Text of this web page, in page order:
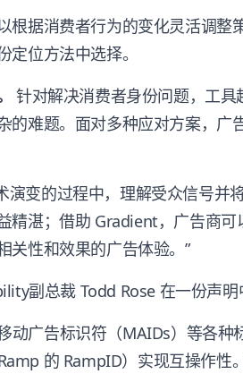
根据消费者行为的变化灵活调整
定位方法中选择。
针对解决消费者身份问题，工
的难题。面对多种应对方案，广
演变的过程中，理解受众信号并
精湛；借助 Gradient，广告商
关性和效果的广告体验。”
副总裁 Todd Rose 在一份声明
动广告标识符（MAIDs）等各种
的 RampID）实现互操作